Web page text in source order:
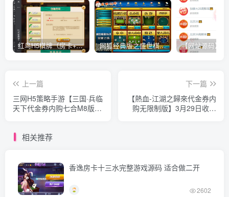
红鸟H5棋牌（房卡+金币）全套双模式游戏源码 网狐经典版之盛世棋牌完整游戏源码（包含文档、架设教程、网站、源代码等）
上一篇
三网H5策略手游【三国·兵临
天下代金券内购七合M8版】
易安卓客户端+详细搭建教程
下一篇
【熱血-江湖之歸來代金券内
购无限制版】3月29日收集
相关推荐
香逸房卡十三水完整游戏源码 适合做二开
2602